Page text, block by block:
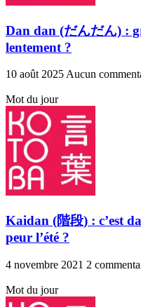
Dan dan (だんだん) :
lentement ?
10 août 2025 Aucun
Mot du jour
Kaidan (階段) : c’est
peur l’été ?
4 novembre 2021 2
Mot du jour